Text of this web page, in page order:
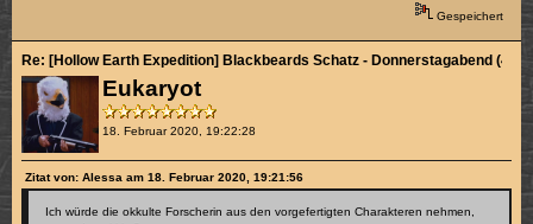
Gespeichert
Eukaryot
18. Februar 2020, 19:22:28
Re: [Hollow Earth Expedition] Blackbeards Schatz - Donnerstagabend (4/4)
Zitat von: Alessa am 18. Februar 2020, 19:21:56
Ich würde die okkulte Forscherin aus den vorgefertigten Charakteren nehmen,